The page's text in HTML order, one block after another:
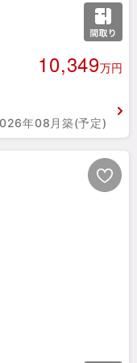
10,349万円
年08月築(予定)